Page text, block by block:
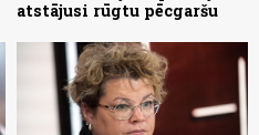
atstājusi rūgtu pēcgaršu